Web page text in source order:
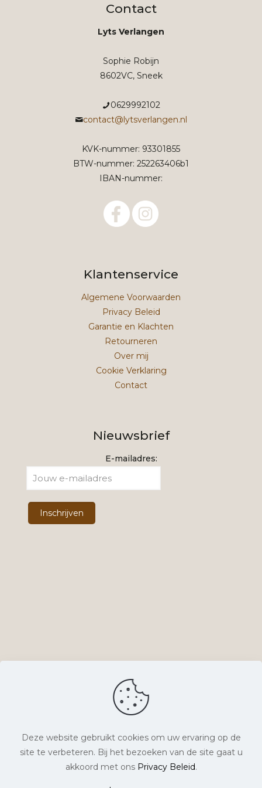
Contact
Lyts Verlangen
Sophie Robijn
8602VC, Sneek
0629992102
contact@lytsverlangen.nl
KVK-nummer: 93301855
BTW-nummer: 252263406b1
IBAN-nummer:
Klantenservice
Algemene Voorwaarden
Privacy Beleid
Garantie en Klachten
Retourneren
Over mij
Cookie Verklaring
Contact
Nieuwsbrief
E-mailadres:
© Lyts Verlangen. Alle rechten voorbehouden. |
Website laten maken
Deze website gebruikt cookies om uw ervaring op de
site te verbeteren. Bij het bezoeken van de site gaat u
akkoord met ons Privacy Beleid.